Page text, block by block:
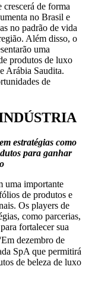
de forma
no Brasil e
no padrão de vida
Além disso, o
uma
produtos de luxo
Arábia Saudita.
de
estratégias como
para ganhar
uma importante
de produtos e
Os players de
como parcerias,
fortalecer sua
Em dezembro de
SpA que permitirá
de beleza de luxo